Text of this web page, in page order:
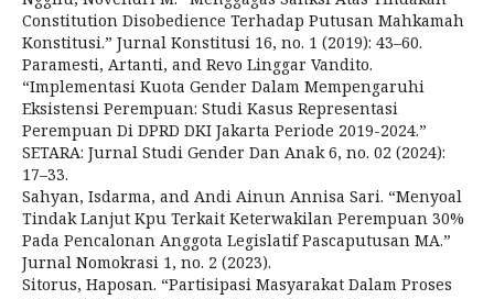
Constitution Disobedience Terhadap Putusan Mahkamah
Konstitusi.” Jurnal Konstitusi 16, no. 1 (2019): 43–60.
Paramesti, Artanti, and Revo Linggar Vandito.
“Implementasi Kuota Gender Dalam Mempengaruhi
Eksistensi Perempuan: Studi Kasus Representasi
Perempuan Di DPRD DKI Jakarta Periode 2019-2024.”
SETARA: Jurnal Studi Gender Dan Anak 6, no. 02 (2024):
17–33.
Sahyan, Isdarma, and Andi Ainun Annisa Sari. “Menyoal
Tindak Lanjut Kpu Terkait Keterwakilan Perempuan 30%
Pada Pencalonan Anggota Legislatif Pascaputusan MA.”
Jurnal Nomokrasi 1, no. 2 (2023).
Sitorus, Haposan. “Partisipasi Masyarakat Dalam Proses